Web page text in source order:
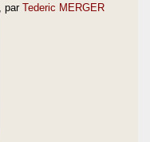
, par Tederic MERGER